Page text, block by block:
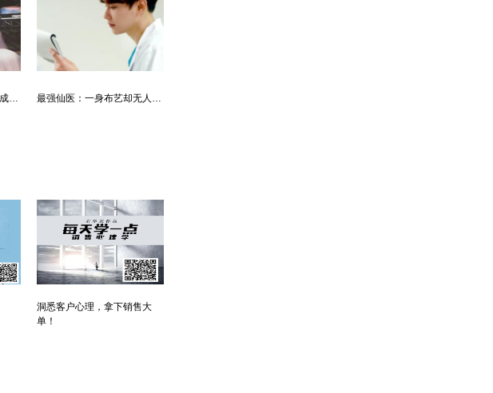
青云直上：创宏图霸业，成人生赢家 最强仙医：一身布艺却无人不识
洞悉客户心理，拿下销售大
单！